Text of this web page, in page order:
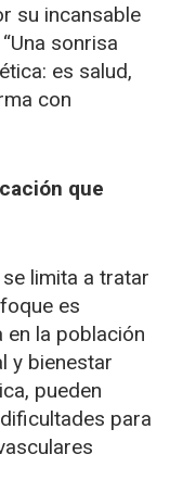
su incansable
sonrisa
es salud,
con
que
limita a tratar
es
la población
y bienestar
pueden
para